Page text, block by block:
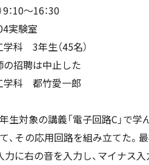
：10～16：30
実験室
科 3年生（45名）
の招聘は中止した
学科 都竹愛一郎
生対象の講義「電子回路C」で
、その応用回路を組み立てた。
力に右の音を入力し、マイナス